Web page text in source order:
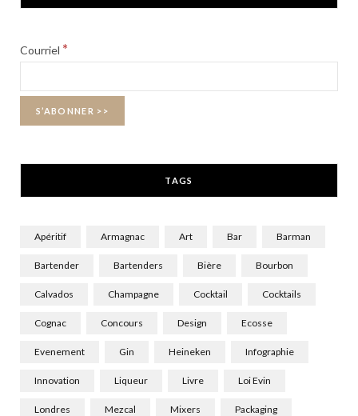
e w t
Courriel *
TAGS
Apéritif Armagnac Art Bar Barman
Bartender Bartenders Bière Bourbon
Calvados Champagne Cocktail Cocktails
Cognac Concours Design Ecosse
Evenement Gin Heineken Infographie
Innovation Liqueur Livre Loi Evin
Londres Mezcal Mixers Packaging